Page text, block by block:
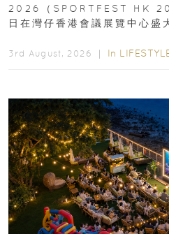
2026（SPORTFEST HK
日在灣仔香港會議展覽中心盛
3rd August, 2026 ｜ In